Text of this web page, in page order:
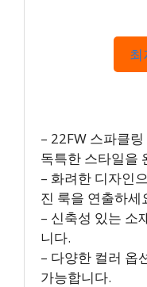
최
– 22FW 스파클
독특한 스타일을
– 화려한 디자인
진 룩을 연출하세
– 신축성 있는 소
니다.
– 다양한 컬러 옵
가능합니다.